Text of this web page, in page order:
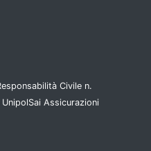
Civile n.
Assicurazioni